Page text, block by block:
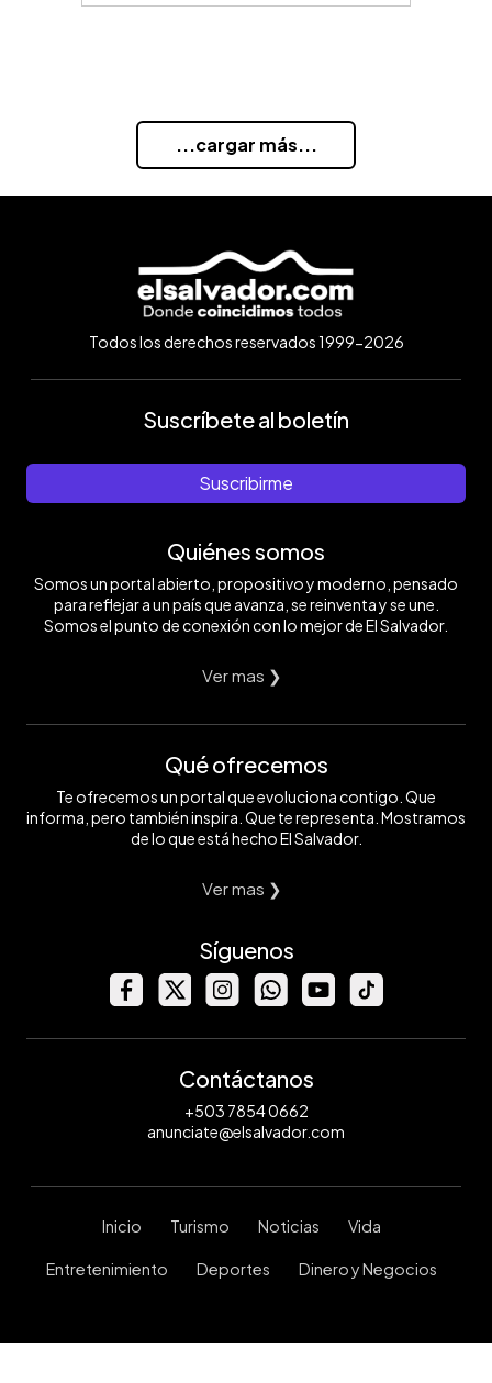
...cargar más...
Todos los derechos reservados 1999-2026
Suscríbete al boletín
Suscribirme
Quiénes somos
Somos un portal abierto, propositivo y moderno, pensado
para reflejar a un país que avanza, se reinventa y se une.
Somos el punto de conexión con lo mejor de El Salvador.
Ver mas ❯
Qué ofrecemos
Te ofrecemos un portal que evoluciona contigo. Que
informa, pero también inspira. Que te representa. Mostramos
de lo que está hecho El Salvador.
Ver mas ❯
Síguenos
Contáctanos
+503 7854 0662
anunciate@elsalvador.com
Inicio Turismo Noticias Vida
Entretenimiento Deportes Dinero y Negocios